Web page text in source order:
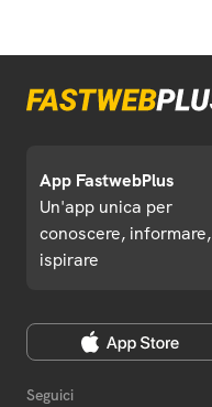
App FastwebPlus
Un'app unica per
conoscere, informare,
ispirare
Seguici